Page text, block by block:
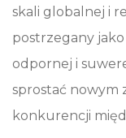
skali globalnej i
postrzegany
odpornej i
sprostać nowym
konkurencji